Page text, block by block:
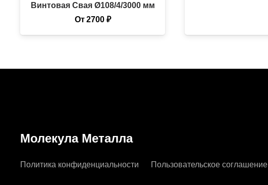
Винтовая Свая Ø108/4/3000 мм
От 2700 ₽
Молекула Металла
Политика конфиденциальности Пользовательское соглашение